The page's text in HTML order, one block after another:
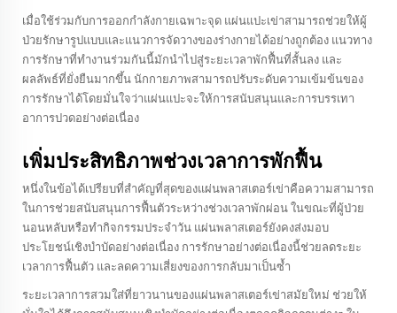
เมื่อใช้ร่วมกับการออกกำลังกายเฉพาะจุด แผ่นแปะเข่าสามารถช่วยให้ผู้
ป่วยรักษารูปแบบและแนวการจัดวางของร่างกายได้อย่างถูกต้อง แนวทาง
การรักษาที่ทำงานร่วมกันนี้มักนำไปสู่ระยะเวลาพักฟื้นที่สั้นลง และ
ผลลัพธ์ที่ยั่งยืนมากขึ้น นักกายภาพสามารถปรับระดับความเข้มข้นของ
การรักษาได้โดยมั่นใจว่าแผ่นแปะจะให้การสนับสนุนและการบรรเทา
อาการปวดอย่างต่อเนื่อง
เพิ่มประสิทธิภาพช่วงเวลาการพักฟื้น
หนึ่งในข้อได้เปรียบที่สำคัญที่สุดของแผ่นพลาสเตอร์เข่าคือความสามารถ
ในการช่วยสนับสนุนการฟื้นตัวระหว่างช่วงเวลาพักผ่อน ในขณะที่ผู้ป่วย
นอนหลับหรือทำกิจกรรมประจำวัน แผ่นพลาสเตอร์ยังคงส่งมอบ
ประโยชน์เชิงบำบัดอย่างต่อเนื่อง การรักษาอย่างต่อเนื่องนี้ช่วยลดระยะ
เวลาการฟื้นตัว และลดความเสี่ยงของการกลับมาเป็นซ้ำ
ระยะเวลาการสวมใส่ที่ยาวนานของแผ่นพลาสเตอร์เข่าสมัยใหม่ ช่วยให้